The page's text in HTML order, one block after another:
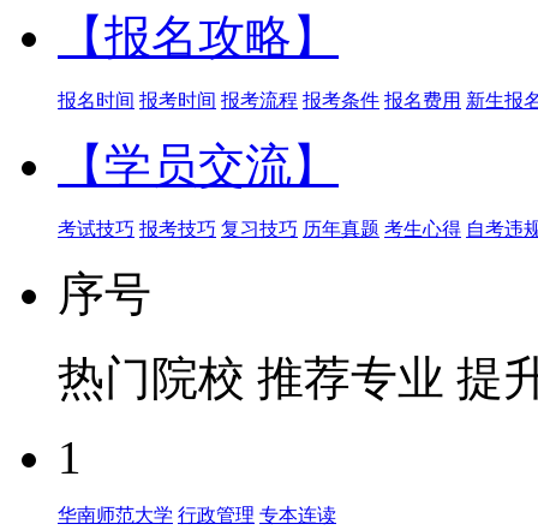
【报名攻略】
报名时间 报考时间 报考流程 报考条件 报名费用 新生报
【学员交流】
考试技巧 报考技巧 复习技巧 历年真题 考生心得 自考违
序号
热门院校 推荐专业 提
1
华南师范大学 行政管理 专本连读